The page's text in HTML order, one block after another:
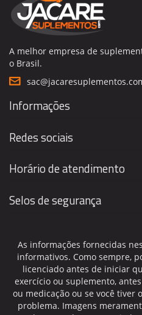
A melhor empresa de
o Brasil.
Informações
Redes sociais
Horário de atendimento
Selos de segurança
As informações fornecidas
informativos. Como sempre,
licenciado antes de iniciar
exercício ou suplemento,
ou medicação ou se você tiver
problema. Imagens